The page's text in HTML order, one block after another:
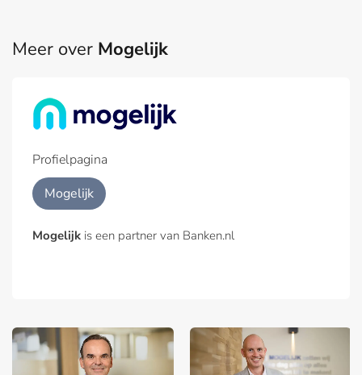
Meer over Mogelijk
Profielpagina
Mogelijk
Mogelijk is een partner van Banken.nl